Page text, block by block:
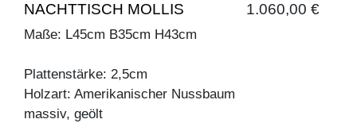
NACHTTISCH MOLLIS 1.060,00 €
Maße: L45cm B35cm H43cm
Plattenstärke: 2,5cm
Holzart: Amerikanischer Nussbaum
massiv, geölt